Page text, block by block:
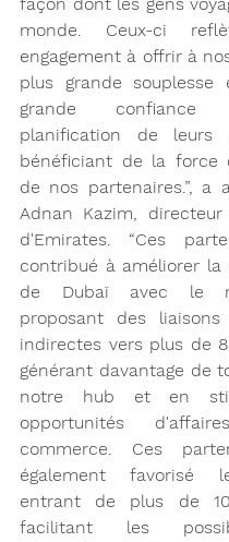
monde. Ceux-ci
engagement à offrir à
plus grande
grande
planification de leurs
bénéficiant de la force
de nos partenaires.”, a
Adnan Kazim,
d'Emirates. “Ces
contribué à améliorer la
de Dubaï avec le
proposant des
indirectes vers plus de
générant davantage de
notre hub et en
opportunités
commerce. Ces
également favorisé
entrant de plus de
facilitant les